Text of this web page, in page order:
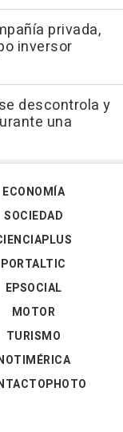
privada,
inversor
descontrola y
una
ECONOMÍA
SOCIEDAD
PORTALTIC
EPSOCIAL
MOTOR
TURISMO